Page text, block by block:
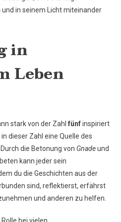
in seinem Licht miteinander
in
Leben
stark von der Zahl fünfinspiriert
dieser Zahl eine Quelle des
die Betonung von Gnadeund
kann jeder sein
du die Geschichten aus der
sind, reflektierst, erfährst
und anderen zu helfen.